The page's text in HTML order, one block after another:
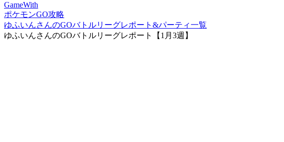
GameWith
ポケモンGO攻略
ゆふいんさんのGOバトルリーグレポート&パーティ一覧
ゆふいんさんのGOバトルリーグレポート【1月3週】